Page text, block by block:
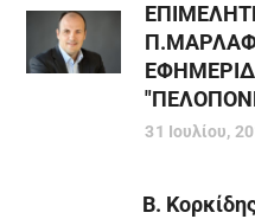
31 Ιουλίου,
Β.